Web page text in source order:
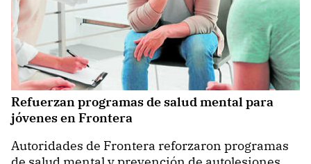
Refuerzan programas de salud mental para
jóvenes en Frontera
Autoridades de Frontera reforzaron programas